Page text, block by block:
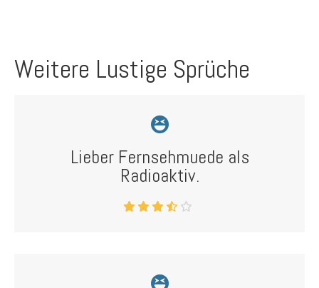
Weitere Lustige Sprüche
Lieber Fernsehmuede als
Radioaktiv.